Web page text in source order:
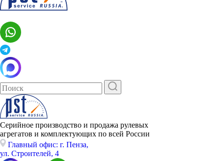
Серийное производство и продажа рулевых
агрегатов и комплектующих по всей России
Главный офис: г. Пенза,
ул. Строителей, 4